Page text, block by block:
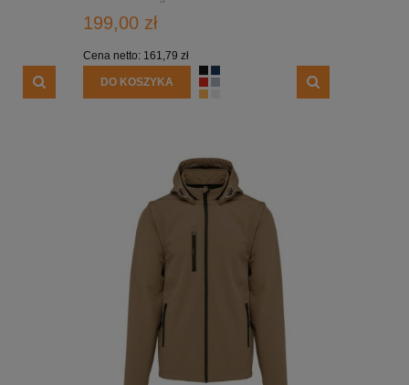
199,00 zł
Cena netto: 161,79 zł
DO KOSZYKA